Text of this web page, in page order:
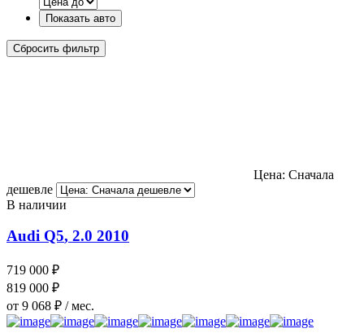
Показать авто
Сбросить фильтр
Цена: Сначала
дешевле
В наличии
Audi Q5, 2.0 2010
719 000 ₽
819 000 ₽
от 9 068 ₽ / мес.